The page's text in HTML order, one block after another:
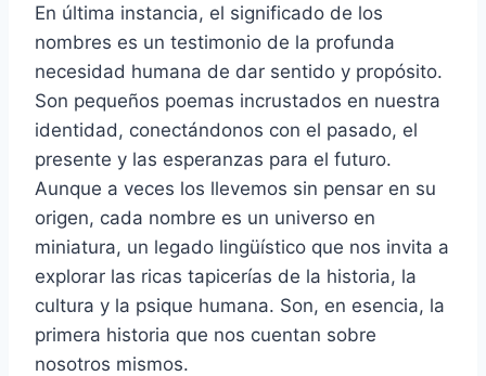
En última instancia, el significado de los
nombres es un testimonio de la profunda
necesidad humana de dar sentido y propósito.
Son pequeños poemas incrustados en nuestra
identidad, conectándonos con el pasado, el
presente y las esperanzas para el futuro.
Aunque a veces los llevemos sin pensar en su
origen, cada nombre es un universo en
miniatura, un legado lingüístico que nos invita a
explorar las ricas tapicerías de la historia, la
cultura y la psique humana. Son, en esencia, la
primera historia que nos cuentan sobre
nosotros mismos.